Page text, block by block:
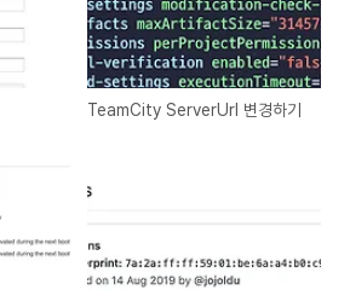
TeamCity ServerUrl 변경하기